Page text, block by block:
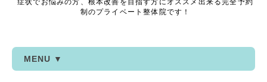
症状でお悩みの方、根本改善を目指す方にオススメ出来る完全予約
制のプライベート整体院です！
MENU ▼